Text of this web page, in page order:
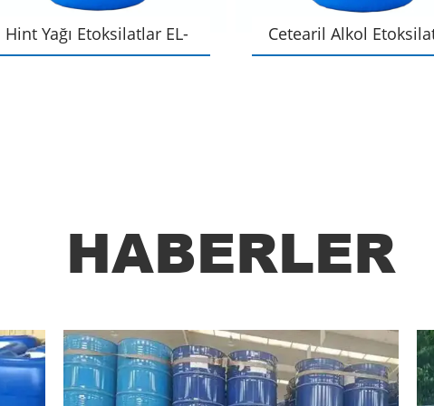
Hint Yağı Etoksilatlar EL-
20
Cetearil Alkol
O-25
HABERLER